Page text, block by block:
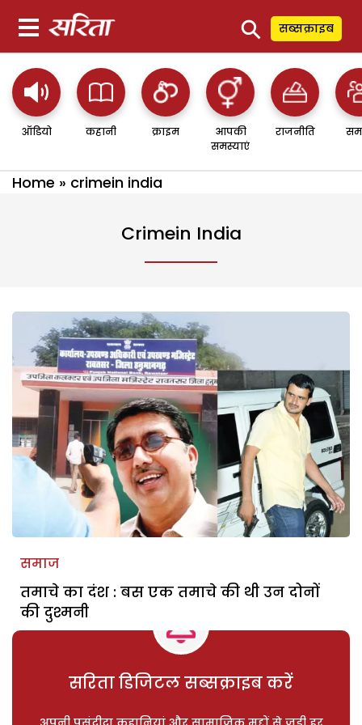
⚲ सब्सक्राइब
ऑडियो कहानी क्राइम
आपकी
समस्याएं
राजनीति
Home » crimein india
Crimein India
समाज
तमाचे का दंश : बस एक तमाचे की थी उन दोनों
की दुश्मनी
सरिता डिजिटल सब्सक्राइब करें